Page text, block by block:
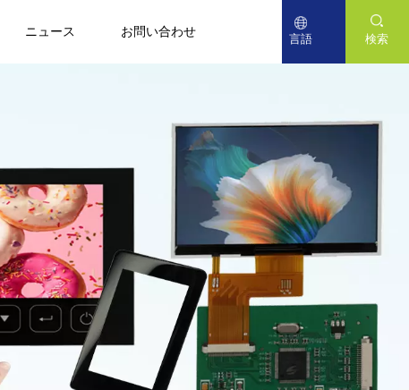
ニュース お問い合わせ 検索
言語
English
Deutsch
日本語